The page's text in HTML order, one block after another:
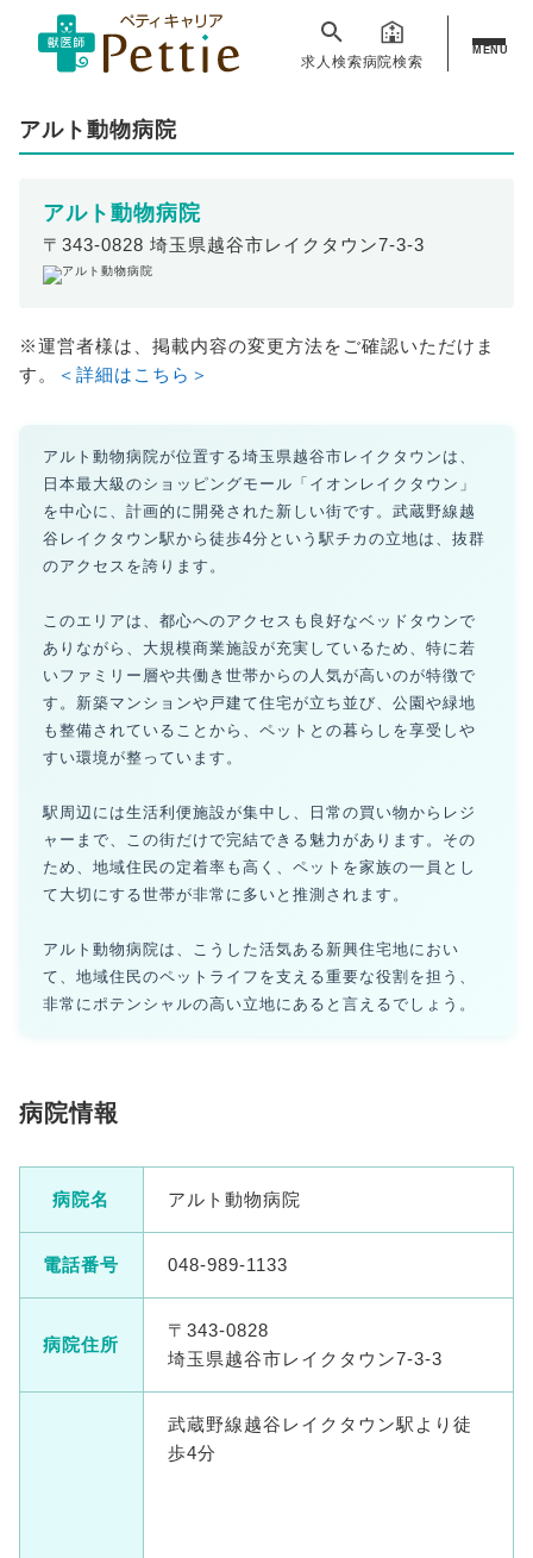
求人検索病院検索
MENU
アルト動物病院
アルト動物病院
〒343-0828 埼玉県越谷市レイクタウン7-3-3
※運営者様は、掲載内容の変更方法をご確認いただけま
す。
＜詳細はこちら＞
アルト動物病院が位置する埼玉県越谷市レイクタウンは、
日本最大級のショッピングモール「イオンレイクタウン」
を中心に、計画的に開発された新しい街です。武蔵野線越
谷レイクタウン駅から徒歩4分という駅チカの立地は、抜群
のアクセスを誇ります。
このエリアは、都心へのアクセスも良好なベッドタウンで
ありながら、大規模商業施設が充実しているため、特に若
いファミリー層や共働き世帯からの人気が高いのが特徴で
す。新築マンションや戸建て住宅が立ち並び、公園や緑地
も整備されていることから、ペットとの暮らしを享受しや
すい環境が整っています。
駅周辺には生活利便施設が集中し、日常の買い物からレジ
ャーまで、この街だけで完結できる魅力があります。その
ため、地域住民の定着率も高く、ペットを家族の一員とし
て大切にする世帯が非常に多いと推測されます。
アルト動物病院は、こうした活気ある新興住宅地におい
て、地域住民のペットライフを支える重要な役割を担う、
非常にポテンシャルの高い立地にあると言えるでしょう。
病院情報
病院名 アルト動物病院
電話番号 048-989-1133
病院住所
〒343-0828
埼玉県越谷市レイクタウン7-3-3
武蔵野線越谷レイクタウン駅より徒
歩4分